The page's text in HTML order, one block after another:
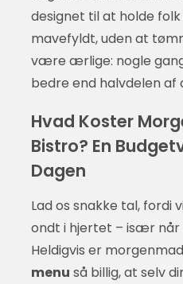
designet til at holde
mavefyldt, uden at
være ærlige: nogle
bedre end halvdelen af
Hvad Koster
Bistro? En
Dagen
Lad os snakke tal, fordi
ondt i hjertet – især når
Heldigvis er
menu så billig, at selv